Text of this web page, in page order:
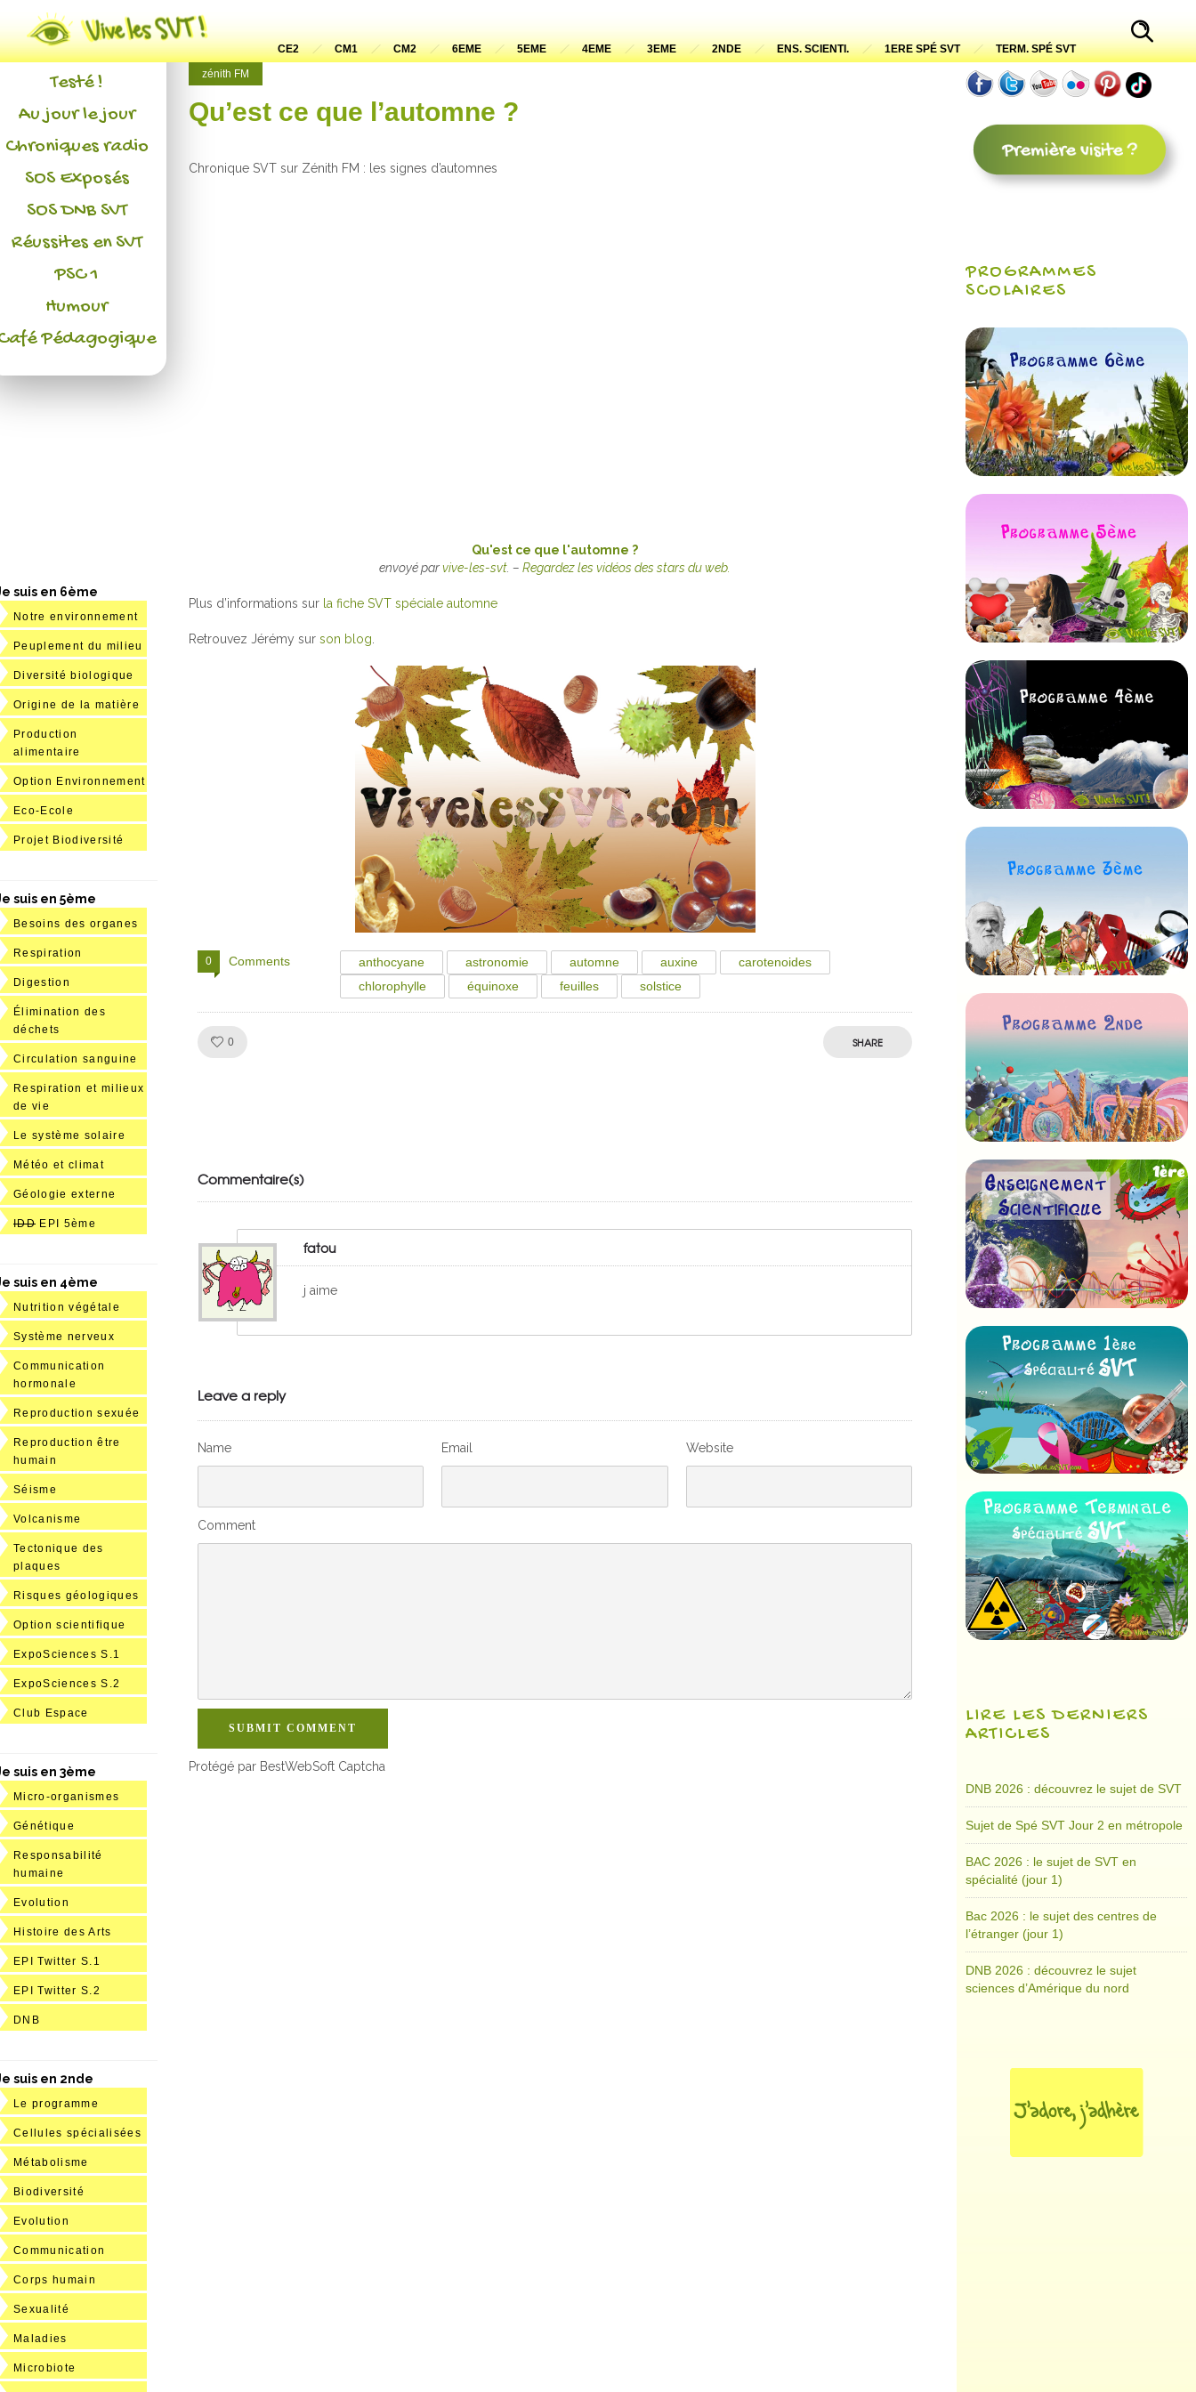
CE2 CM1 CM2 6EME 5EME 4EME 3EME 2NDE ENS. SCIENTI. 1ERE SPÉ SVT
TERM. SPÉ SVT
zénith FM
Qu’est ce que l’automne ?
Chronique SVT sur Zénith FM : les signes d’automnes
Qu'est ce que l'automne ?
envoyé parvive-les-svt . –Regardez les vidéos des stars du web.
Plus d’informations sur la fiche SVT spéciale automne
Retrouvez Jérémy surson blog
0 Comments anthocyane astronomie automne auxine
carotenoides
chlorophylle
équinoxe feuilles solstice
0 SHARE
Commentaire(s)
fatou
j aime
Leave a reply
Name Email Website
Comment
SUBMIT COMMENT
Protégé par BestWebSoft Captcha
Actualités
L'association
Testé !
Au jour le jour
Chroniques radio
SOS Exposés
SOS DNB SVT
Réussites en SVT
PSC 1
Humour
Pédagogique
suis en 6ème
Notre environnement
Peuplement du milieu
Diversité biologique
Origine de la matière
Production
alimentaire
Option Environnement
Eco-Ecole
Projet Biodiversité
suis en 5ème
Besoins des organes
Respiration
Digestion
Élimination des
déchets
Circulation sanguine
Respiration et milieux
de vie
Le système solaire
Météo et climat
Géologie externe
IDD EPI 5ème
suis en 4ème
Nutrition végétale
Système nerveux
Communication
hormonale
Reproduction sexuée
Reproduction être
humain
Séisme
Volcanisme
Tectonique des
plaques
Risques géologiques
Option scientifique
ExpoSciences S.1
ExpoSciences S.2
Club Espace
suis en 3ème
Micro-organismes
Génétique
Responsabilité
humaine
Evolution
Histoire des Arts
EPI Twitter S.1
EPI Twitter S.2
DNB
suis en 2nde
Le programme
Cellules spécialisées
Métabolisme
Biodiversité
Evolution
Communication
Corps humain
Sexualité
Maladies
Microbiote
PROGRAMMES
SCOLAIRES
LIRE LES DERNIERS
ARTICLES
DNB 2026 : découvrez le sujet de SVT
Sujet de Spé SVT Jour 2 en métropole
BAC 2026 : le sujet de SVT en
spécialité (jour 1)
Bac 2026 : le sujet des centres de
l’étranger (jour 1)
DNB 2026 : découvrez le sujet
sciences d’Amérique du nord